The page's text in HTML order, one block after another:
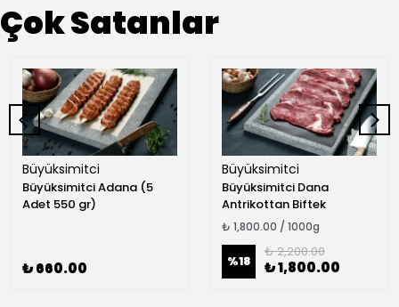
Çok Satanlar
Büyüksimitci
Büyüksimitci Adana (5
Adet 550 gr)
₺ 660.00
Büyüksimitci
Büyüksimitci Dana
Antrikottan Biftek
₺ 1,800.00 / 1000g
%18
₺ 2,200.00
₺ 1,800.00